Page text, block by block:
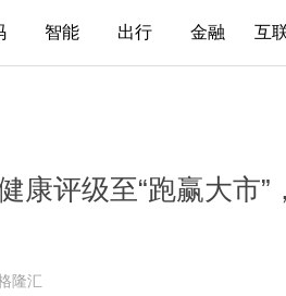
智能 出行 金融 互
康评级至“跑赢大市”
隆汇